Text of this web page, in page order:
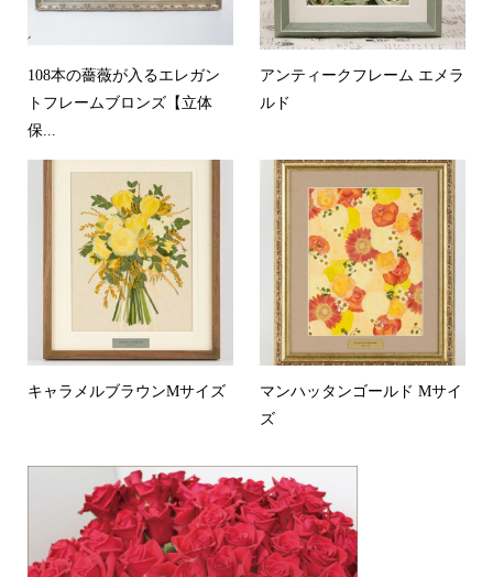
108本の薔薇が入るエレガン
トフレームブロンズ【立体
保...
アンティークフレーム エメラ
ルド
キャラメルブラウンMサイズ
マンハッタンゴールド Mサイ
ズ